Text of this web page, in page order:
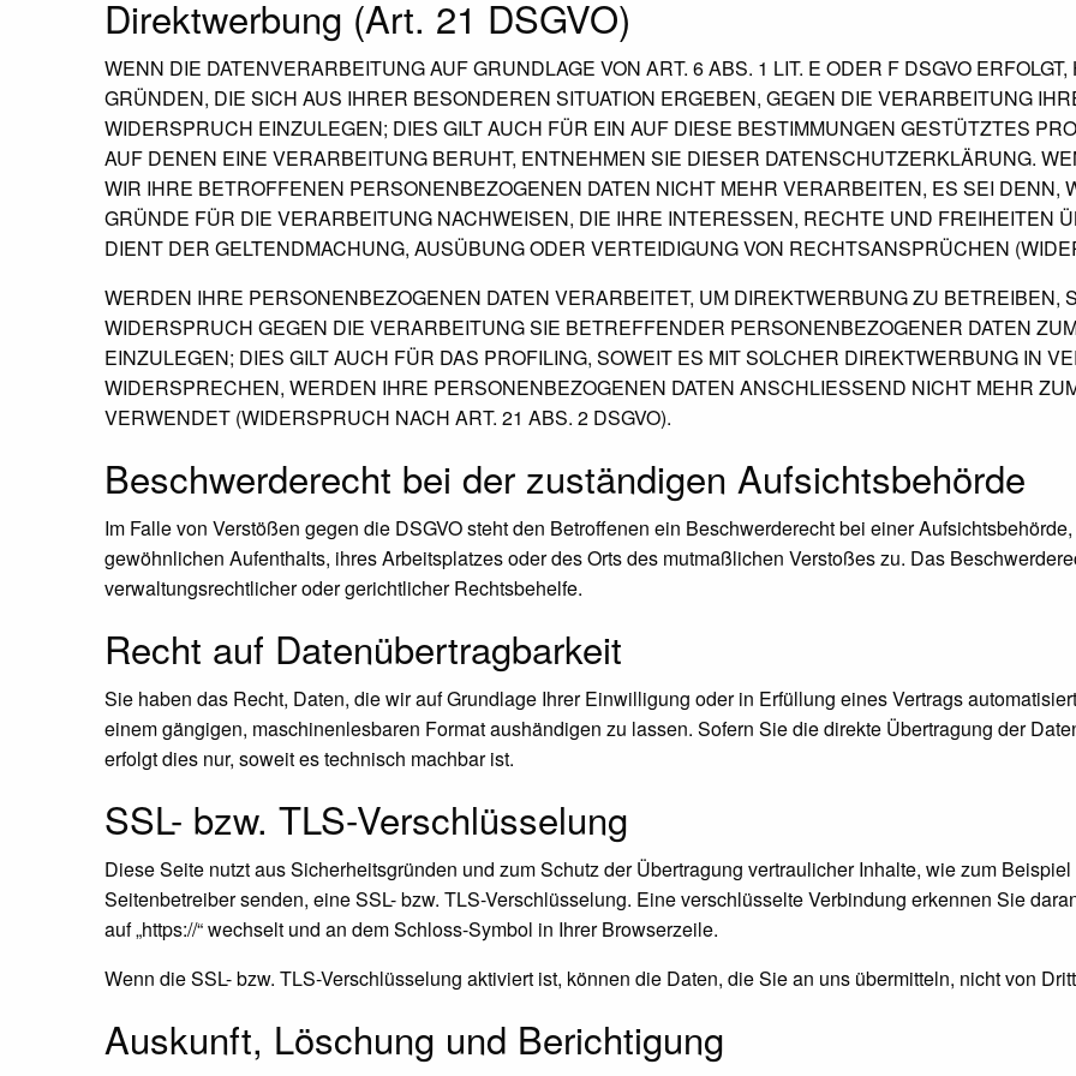
Direktwerbung (Art. 21 DSGVO)
WENN DIE DATENVERARBEITUNG AUF GRUNDLAGE VON ART. 6 ABS. 1 LIT. E ODER F DSGVO
GRÜNDEN, DIE SICH AUS IHRER BESONDEREN SITUATION ERGEBEN, GEGEN DIE VERARBEITUNG
WIDERSPRUCH EINZULEGEN; DIES GILT AUCH FÜR EIN AUF DIESE BESTIMMUNGEN GESTÜTZTES
AUF DENEN EINE VERARBEITUNG BERUHT, ENTNEHMEN SIE DIESER DATENSCHUTZERKLÄRUNG.
WIR IHRE BETROFFENEN PERSONENBEZOGENEN DATEN NICHT MEHR VERARBEITEN, ES SEI DENN,
GRÜNDE FÜR DIE VERARBEITUNG NACHWEISEN, DIE IHRE INTERESSEN, RECHTE UND FREIHEITEN
DIENT DER GELTENDMACHUNG, AUSÜBUNG ODER VERTEIDIGUNG VON RECHTSANSPRÜCHEN
WERDEN IHRE PERSONENBEZOGENEN DATEN VERARBEITET, UM DIREKTWERBUNG ZU BETREIBEN,
WIDERSPRUCH GEGEN DIE VERARBEITUNG SIE BETREFFENDER PERSONENBEZOGENER DATEN
EINZULEGEN; DIES GILT AUCH FÜR DAS PROFILING, SOWEIT ES MIT SOLCHER DIREKTWERBUNG IN
WIDERSPRECHEN, WERDEN IHRE PERSONENBEZOGENEN DATEN ANSCHLIESSEND NICHT MEHR
VERWENDET (WIDERSPRUCH NACH ART. 21 ABS. 2 DSGVO).
Beschwerde­recht bei der zuständigen Aufsichts­behörde
Im Falle von Verstößen gegen die DSGVO steht den Betroffenen ein Beschwerderecht bei einer
gewöhnlichen Aufenthalts, ihres Arbeitsplatzes oder des Orts des mutmaßlichen Verstoßes zu. Das
verwaltungsrechtlicher oder gerichtlicher Rechtsbehelfe.
Recht auf Daten­übertrag­barkeit
Sie haben das Recht, Daten, die wir auf Grundlage Ihrer Einwilligung oder in Erfüllung eines Vertrags
einem gängigen, maschinenlesbaren Format aushändigen zu lassen. Sofern Sie die direkte Übertragung der
erfolgt dies nur, soweit es technisch machbar ist.
SSL- bzw. TLS-Verschlüsselung
Diese Seite nutzt aus Sicherheitsgründen und zum Schutz der Übertragung vertraulicher Inhalte, wie zum
Seitenbetreiber senden, eine SSL- bzw. TLS-Verschlüsselung. Eine verschlüsselte Verbindung erkennen Sie
auf „https://“ wechselt und an dem Schloss-Symbol in Ihrer Browserzeile.
Wenn die SSL- bzw. TLS-Verschlüsselung aktiviert ist, können die Daten, die Sie an uns übermitteln, nicht von
Auskunft, Löschung und Berichtigung